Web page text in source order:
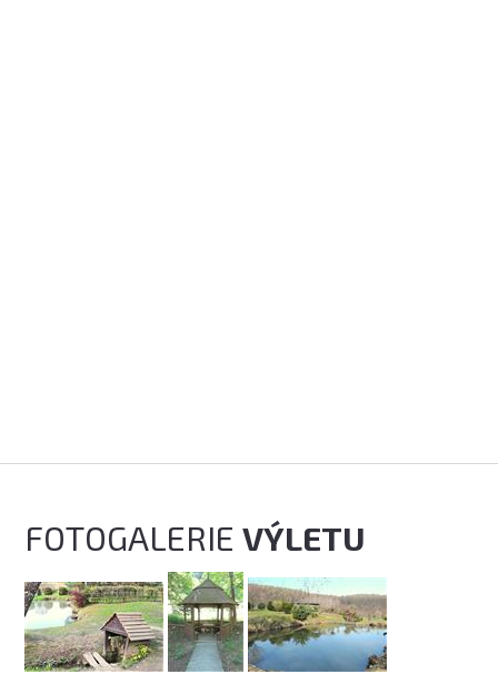
FOTOGALERIEVÝLETU